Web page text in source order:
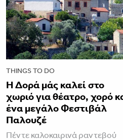
THINGS TO DO
Η Δορά μάς καλεί στο
χωριό για θέατρο, χορό
ένα μεγάλο Φεστιβάλ
Παλουζέ
Πέντε καλοκαιρινά ραντεβού